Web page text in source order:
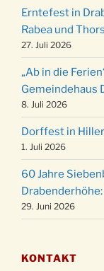
24.12.
24.12.
24.12.
15:00
24.12.
18:00
24.12.
um
31.12.
18:00
Erntefest in
Rabea und
27. Juli 2026
„Ab in die
Gemeindehaus
8. Juli 2026
Dorffest in
1. Juli 2026
60 Jahre
29. Juni 2026
KONTAKT